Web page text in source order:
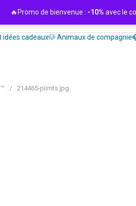
idées cadeaux🐶 Animaux de compagnie
/ 214465-piimts.jpg
🔥Promo de bienvenue : -10% avec le